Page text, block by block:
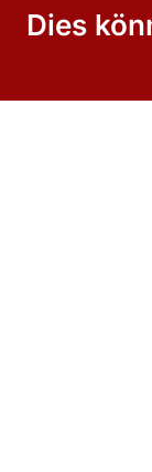
Dies